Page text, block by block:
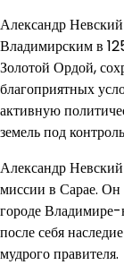
Александр
Владимирским в
Золотой Ордой,
благоприятных
активную
земель под
Александр
миссии в Сарае. Он
городе
после себя
мудрого правителя.